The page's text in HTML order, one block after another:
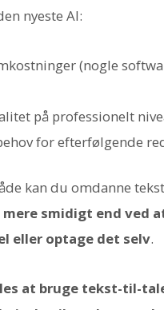
nyeste AI:
(nogle
på professionelt
for efterfølgende
kan du omdanne
smidigt end ved
eller optage det selv.
at bruge tekst-til-